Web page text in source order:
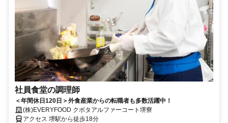
社員食堂の調理師
＜年間休日120日＞外食産業からの転職者も多数活躍中！
(株)EVERYFOOD クボタアルファーコート堺寮
アクセス 堺駅から徒歩18分